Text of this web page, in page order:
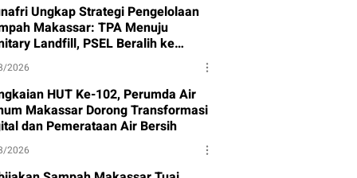
Ungkap Strategi Pengelolaan
Makassar: TPA Menuju
Landfill, PSEL Beralih ke
109
2026
HUT Ke-102, Perumda Air
Makassar Dorong Transformasi
dan Pemerataan Air Bersih
2026